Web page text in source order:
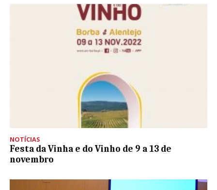
NOTÍCIAS
Festa da Vinha e do Vinho de 9 a 13 de
novembro